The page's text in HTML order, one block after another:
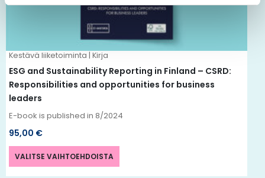
Kestävä liiketoiminta | Kirja
ESG and Sustainability Reporting in Finland – CSRD:
Responsibilities and opportunities for business
leaders
E-book is published in 8/2024
95,00 €
VALITSE VAIHTOEHDOISTA
tehdä
valinnat
tuotteen